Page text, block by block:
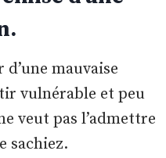
mauvaise
vulnérable et peu
veut pas l’admettre
sachiez.